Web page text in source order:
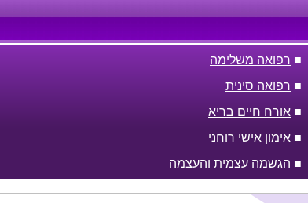
■ רפואה משלימה
■ רפואה סינית
■ אורח חיים בריא
■ אימון אישי רוחני
■ הגשמה עצמית והעצמה